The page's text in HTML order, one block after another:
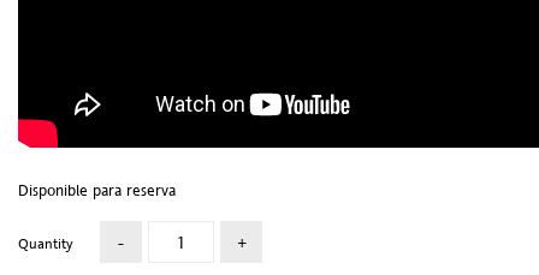
Disponible para reserva
Quantity